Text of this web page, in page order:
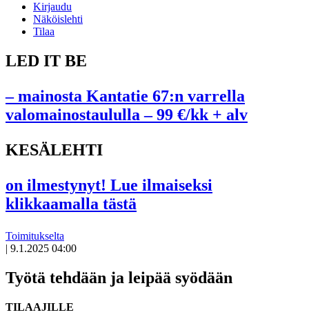
Kirjaudu
Näköislehti
Tilaa
LED IT BE
– mainosta Kantatie 67:n varrella
valomainostaululla – 99 €/kk + alv
KESÄLEHTI
on ilmestynyt! Lue ilmaiseksi
klikkaamalla tästä
Toimitukselta
| 9.1.2025 04:00
Työtä tehdään ja leipää syödään
TILAAJILLE